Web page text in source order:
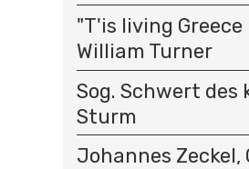
"T'is living
William Turner
Sog. Schwert des
Sturm
Johannes